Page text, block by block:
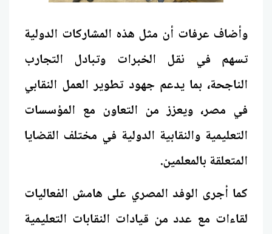
وأضاف عرفات أن مثل هذه المشاركات الدولية
تسهم في نقل الخبرات وتبادل التجارب
الناجحة، بما يدعم جهود تطوير العمل النقابي
في مصر، ويعزز من التعاون مع المؤسسات
التعليمية والنقابية الدولية في مختلف القضايا
المتعلقة بالمعلمين.
كما أجرى الوفد المصري على هامش الفعاليات
لقاءات مع عدد من قيادات النقابات التعليمية